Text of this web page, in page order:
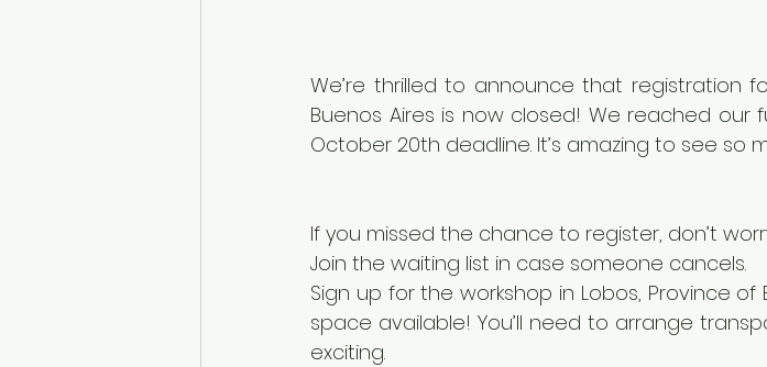
We’re thrilled to announce that registration
Buenos Aires is now closed! We reached
October 20th deadline. It’s amazing to see so
If you missed the chance to register, don’t
Join the waiting list in case someone cancels.
Sign up for the workshop in Lobos, Province of
space available! You’ll need to arrange
exciting.